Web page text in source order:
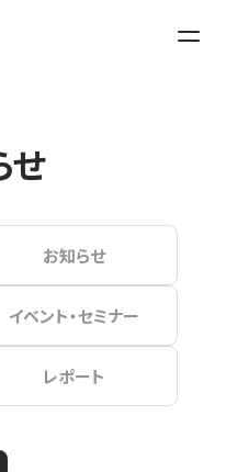
せ
お知らせ
イベント・セミナー
レポート